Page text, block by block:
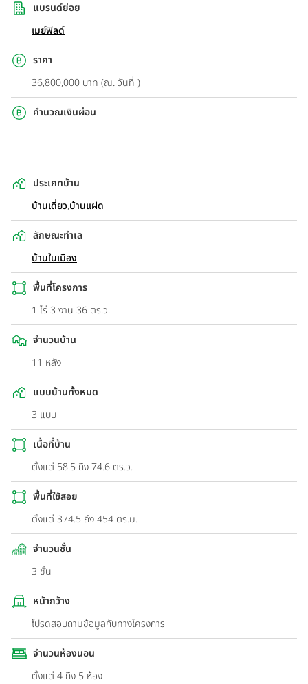
แบรนด์ย่อย
เมย์ฟิลด์
ราคา
36,800,000 บาท (ณ. วันที่ )
คำนวณเงินผ่อน
ประเภทบ้าน
บ้านเดี่ยว,บ้านแฝด
ลักษณะทำเล
บ้านในเมือง
พื้นที่โครงการ
1 ไร่ 3 งาน 36 ตร.ว.
จำนวนบ้าน
11 หลัง
แบบบ้านทั้งหมด
3 แบบ
เนื้อที่บ้าน
ตั้งแต่ 58.5 ถึง 74.6 ตร.ว.
พื้นที่ใช้สอย
ตั้งแต่ 374.5 ถึง 454 ตร.ม.
จำนวนชั้น
3 ชั้น
หน้ากว้าง
โปรดสอบถามข้อมูลกับทางโครงการ
จำนวนห้องนอน
ตั้งแต่ 4 ถึง 5 ห้อง